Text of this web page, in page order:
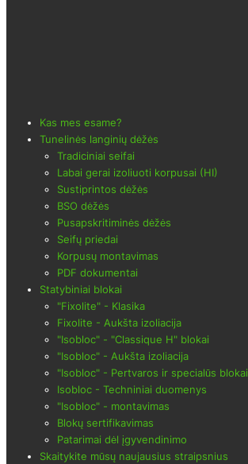
Kas mes esame?
Tunelinės langinių dėžės
Tradiciniai seifai
Labai gerai izoliuoti korpusai (HI)
Sustiprintos dėžės
BSO dėžės
Pusapskritiminės dėžės
Seifų priedai
Korpusų montavimas
PDF dokumentai
Statybiniai blokai
"Fixolite" - Klasika
Fixolite - Aukšta izoliacija
"Isobloc" - "Classique H" blokai
"Isobloc" - Aukšta izoliacija
"Isobloc" - Pertvaros ir specialūs blokai
Isobloc - Techniniai duomenys
"Isobloc" - montavimas
Blokų sertifikavimas
Patarimai dėl įgyvendinimo
Skaitykite mūsų naujausius straipsnius